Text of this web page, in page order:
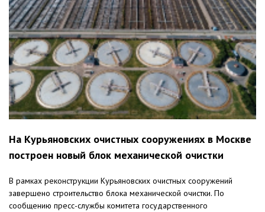
На Курьяновских очистных сооружениях в Москве
построен новый блок механической очистки
В рамках реконструкции Курьяновских очистных сооружений
завершено строительство блока механической очистки. По
сообщению пресс-службы комитета государственного